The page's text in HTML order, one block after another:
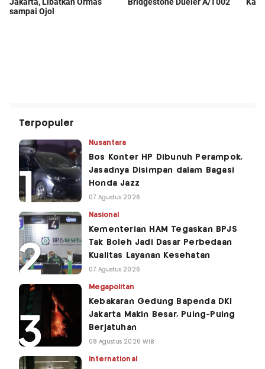
Terpopuler
Nusantara
Bos Konter HP Dibunuh Perampok,
Jasadnya Disimpan dalam Bagasi
Honda Jazz
07 Agustus 2026
Nasional
Kementerian HAM Tegaskan BPJS
Tak Boleh Jadi Dasar Perbedaan
Kualitas Layanan Kesehatan
07 Agustus 2026
Megapolitan
Kebakaran Gedung Bapenda DKI
Jakarta Makin Besar, Puing-Puing
Berjatuhan
08 Agustus 2026 WIB
International